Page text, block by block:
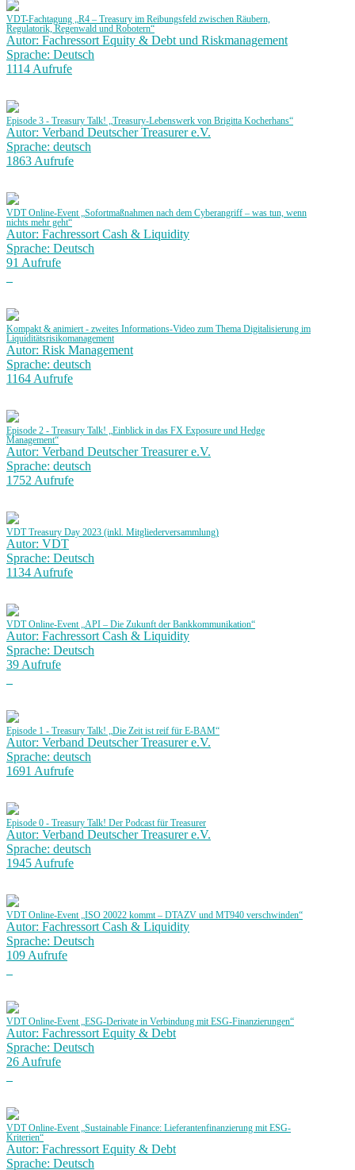
VDT-Fachtagung „R4 – Treasury im Reibungsfeld zwischen Räubern,
Regulatorik, Regenwald und Robotern“
Autor: Fachressort Equity & Debt und Riskmanagement
Sprache: Deutsch
1114 Aufrufe
Episode 3 - Treasury Talk! „Treasury-Lebenswerk von Brigitta Kocherhans“
Autor: Verband Deutscher Treasurer e.V.
Sprache: deutsch
1863 Aufrufe
VDT Online-Event „Sofortmaßnahmen nach dem Cyberangriff – was tun, wenn
nichts mehr geht“
Autor: Fachressort Cash & Liquidity
Sprache: Deutsch
91 Aufrufe
Kompakt & animiert - zweites Informations-Video zum Thema Digitalisierung im
Liquiditätsrisikomanagement
Autor: Risk Management
Sprache: deutsch
1164 Aufrufe
Episode 2 - Treasury Talk! „Einblick in das FX Exposure und Hedge
Management“
Autor: Verband Deutscher Treasurer e.V.
Sprache: deutsch
1752 Aufrufe
VDT Treasury Day 2023 (inkl. Mitgliederversammlung)
Autor: VDT
Sprache: Deutsch
1134 Aufrufe
VDT Online-Event „API – Die Zukunft der Bankkommunikation“
Autor: Fachressort Cash & Liquidity
Sprache: Deutsch
39 Aufrufe
Episode 1 - Treasury Talk! „Die Zeit ist reif für E-BAM“
Autor: Verband Deutscher Treasurer e.V.
Sprache: deutsch
1691 Aufrufe
Episode 0 - Treasury Talk! Der Podcast für Treasurer
Autor: Verband Deutscher Treasurer e.V.
Sprache: deutsch
1945 Aufrufe
VDT Online-Event „ISO 20022 kommt – DTAZV und MT940 verschwinden“
Autor: Fachressort Cash & Liquidity
Sprache: Deutsch
109 Aufrufe
VDT Online-Event „ESG-Derivate in Verbindung mit ESG-Finanzierungen“
Autor: Fachressort Equity & Debt
Sprache: Deutsch
26 Aufrufe
VDT Online-Event „Sustainable Finance: Lieferantenfinanzierung mit ESG-
Kriterien“
Autor: Fachressort Equity & Debt
Sprache: Deutsch